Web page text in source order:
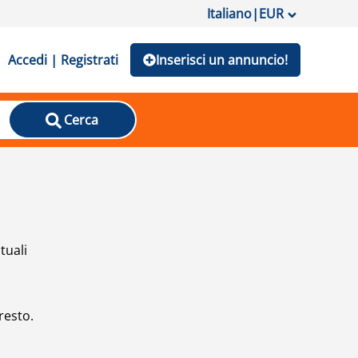
Italiano|EUR
Accedi | Registrati Inserisci un annuncio!
Cerca